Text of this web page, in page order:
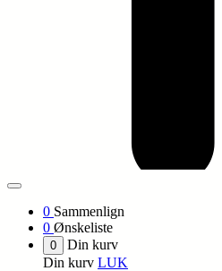
0 Sammenlign
0 Ønskeliste
0
Din kurv
Din kurv LUK